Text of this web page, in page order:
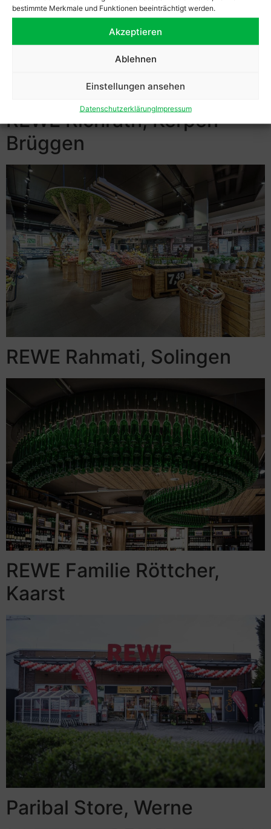
bestimmte Merkmale und Funktionen beeinträchtigt werden.
Akzeptieren
Ablehnen
Einstellungen ansehen
DatenschutzerklärungImpressum
REWE Richrath, Kerpen-
Brüggen
REWE Rahmati, Solingen
REWE Familie Röttcher,
Kaarst
Paribal Store, Werne